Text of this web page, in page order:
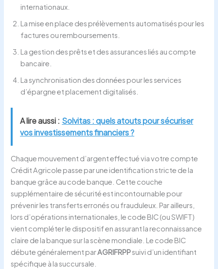
internationaux.
La mise en place des prélèvements automatisés pour les
factures ou remboursements.
La gestion des prêts et des assurances liés au compte
bancaire.
La synchronisation des données pour les services
d’épargne et placement digitalisés.
A lire aussi : Solvitas : quels atouts pour sécuriser
vos investissements financiers ?
Chaque mouvement d’argent effectué via votre compte
Crédit Agricole passe par une identification stricte de la
banque grâce au code banque. Cette couche
supplémentaire de sécurité est incontournable pour
prévenir les transferts erronés ou frauduleux. Par ailleurs,
lors d’opérations internationales, le code BIC (ou SWIFT)
vient compléter le dispositif en assurant la reconnaissance
claire de la banque sur la scène mondiale. Le code BIC
débute généralement parAGRIFRPPsuivi d’un identifiant
spécifique à la succursale.